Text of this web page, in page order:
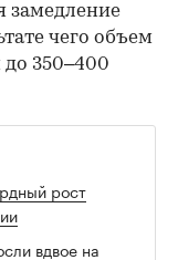
замедление
чего объем
350–400
рост
вдвое на